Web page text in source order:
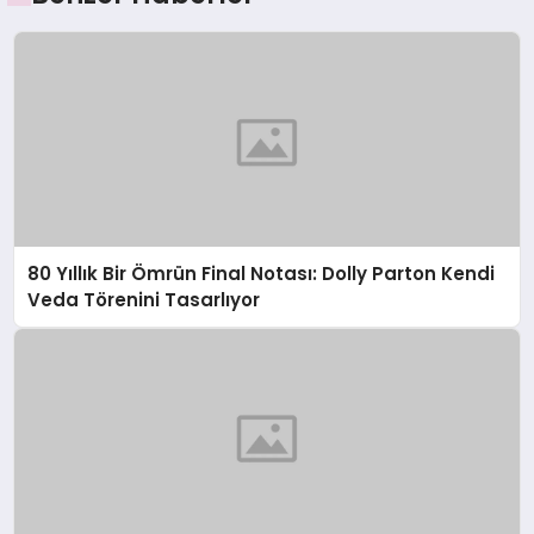
80 Yıllık Bir Ömrün Final Notası: Dolly Parton Kendi
Veda Törenini Tasarlıyor